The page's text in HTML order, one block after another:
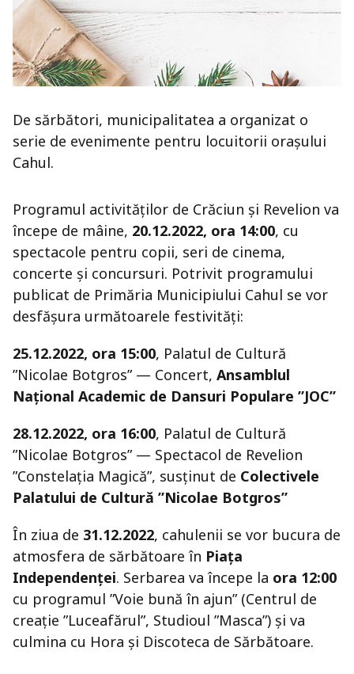
De sărbători, municipalitatea a organizat o
serie de evenimente pentru locuitorii orașului
Cahul.
Programul activităților de Crăciun și Revelion va
începe de mâine, 20.12.2022, ora 14:00, cu
spectacole pentru copii, seri de cinema,
concerte și concursuri. Potrivit programului
publicat de Primăria Municipiului Cahul se vor
desfășura următoarele festivități:
25.12.2022, ora 15:00, Palatul de Cultură
”Nicolae Botgros” — Concert, Ansamblul
Național Academic de Dansuri Populare ”JOC”
28.12.2022, ora 16:00, Palatul de Cultură
”Nicolae Botgros” — Spectacol de Revelion
”Constelația Magică”, susținut de Colectivele
Palatului de Cultură ”Nicolae Botgros”
În ziua de 31.12.2022, cahulenii se vor bucura de
atmosfera de sărbătoare în Piața
Independenței. Serbarea va începe la ora 12:00
cu programul ”Voie bună în ajun” (Centrul de
creație ”Luceafărul”, Studioul ”Masca”) și va
culmina cu Hora și Discoteca de Sărbătoare.